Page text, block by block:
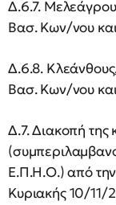
Δ.6.7.
Βασ. Κων/νου
Δ.6.8.
Βασ. Κων/νου
Δ.7. Διακοπή
Ε.Π.Η.Ο.) από
Κυριακής 10/11/